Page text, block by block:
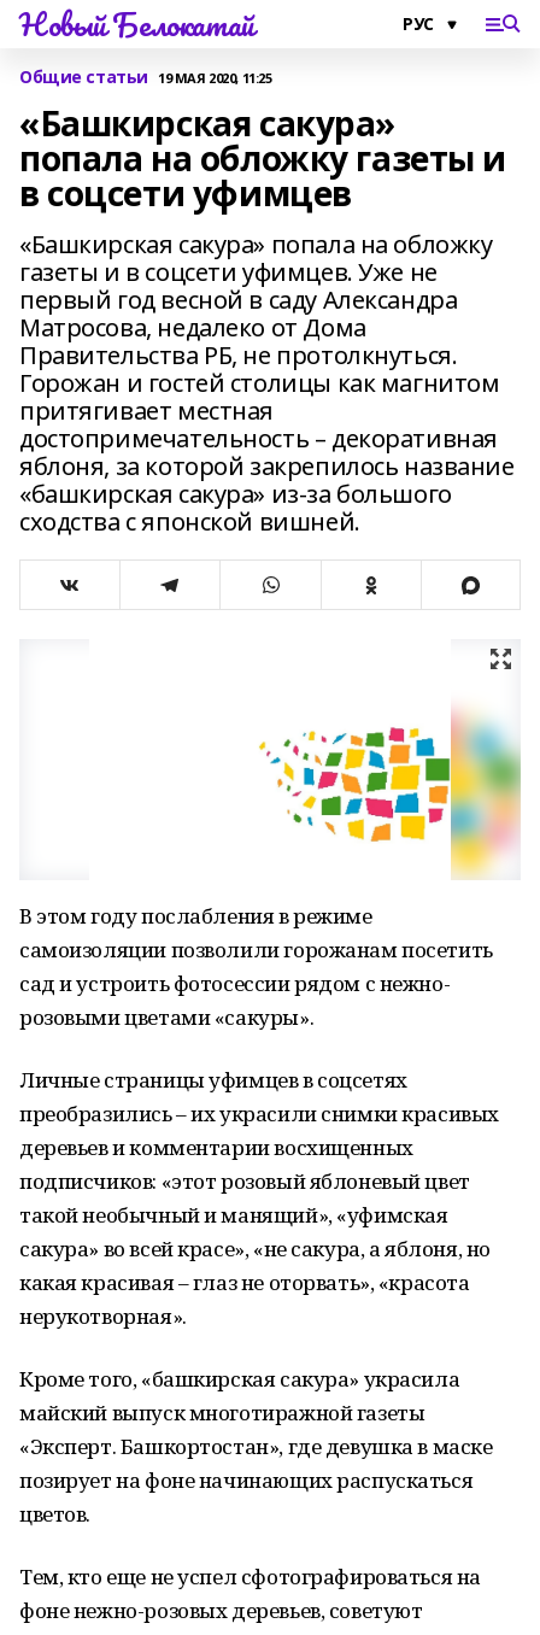
Новый Белокатай
Общие статьи 19 МАЯ 2020, 11:25
«Башкирская сакура»
попала на обложку газеты и
в соцсети уфимцев
«Башкирская сакура» попала на обложку
газеты и в соцсети уфимцев. Уже не
первый год весной в саду Александра
Матросова, недалеко от Дома
Правительства РБ, не протолкнуться.
Горожан и гостей столицы как магнитом
притягивает местная
достопримечательность – декоративная
яблоня, за которой закрепилось название
«башкирская сакура» из-за большого
сходства с японской вишней.
В этом году послабления в режиме
самоизоляции позволили горожанам посетить
сад и устроить фотосессии рядом с нежно-
розовыми цветами «сакуры».
Личные страницы уфимцев в соцсетях
преобразились – их украсили снимки красивых
деревьев и комментарии восхищенных
подписчиков: «этот розовый яблоневый цвет
такой необычный и манящий», «уфимская
сакура» во всей красе», «не сакура, а яблоня, но
какая красивая – глаз не оторвать», «красота
нерукотворная».
Кроме того, «башкирская сакура» украсила
майский выпуск многотиражной газеты
«Эксперт. Башкортостан», где девушка в маске
позирует на фоне начинающих распускаться
цветов.
Тем, кто еще не успел сфотографироваться на
фоне нежно-розовых деревьев, советуют